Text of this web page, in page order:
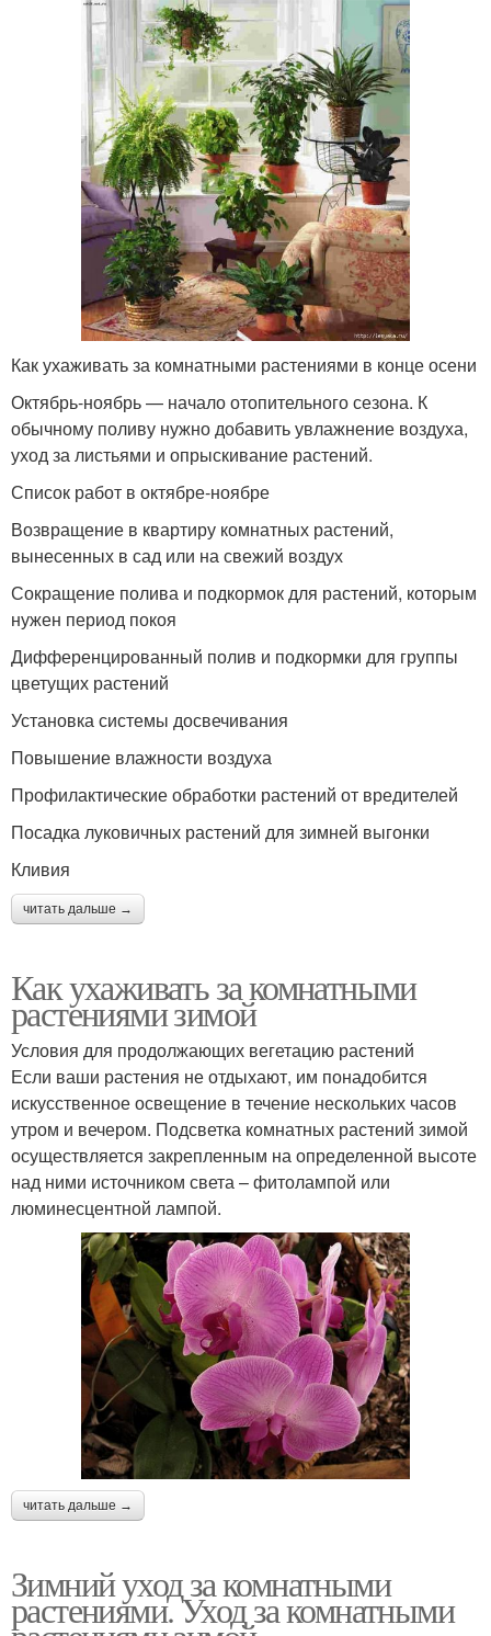
Как ухаживать за комнатными растениями в конце осени
Октябрь-ноябрь — начало отопительного сезона. К
обычному поливу нужно добавить увлажнение воздуха,
уход за листьями и опрыскивание растений.
Список работ в октябре-ноябре
Возвращение в квартиру комнатных растений,
вынесенных в сад или на свежий воздух
Сокращение полива и подкормок для растений, которым
нужен период покоя
Дифференцированный полив и подкормки для группы
цветущих растений
Установка системы досвечивания
Повышение влажности воздуха
Профилактические обработки растений от вредителей
Посадка луковичных растений для зимней выгонки
Кливия
читать дальше →
Как ухаживать за комнатными
растениями зимой
Условия для продолжающих вегетацию растений
Если ваши растения не отдыхают, им понадобится
искусственное освещение в течение нескольких часов
утром и вечером. Подсветка комнатных растений зимой
осуществляется закрепленным на определенной высоте
над ними источником света – фитолампой или
люминесцентной лампой.
читать дальше →
Зимний уход за комнатными
растениями. Уход за комнатными